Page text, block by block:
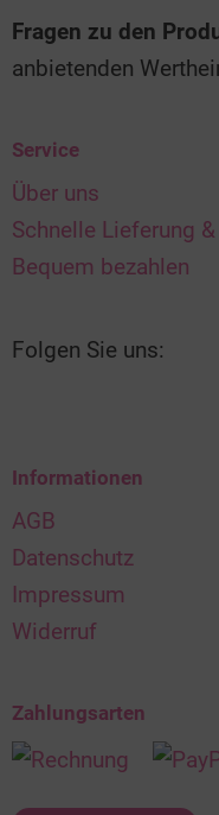
Fragen zu den
anbietenden
Service
Über uns
Schnelle Lieferung
Bequem bezahlen
Folgen Sie uns:
Informationen
AGB
Datenschutz
Impressum
Widerruf
Zahlungsarten